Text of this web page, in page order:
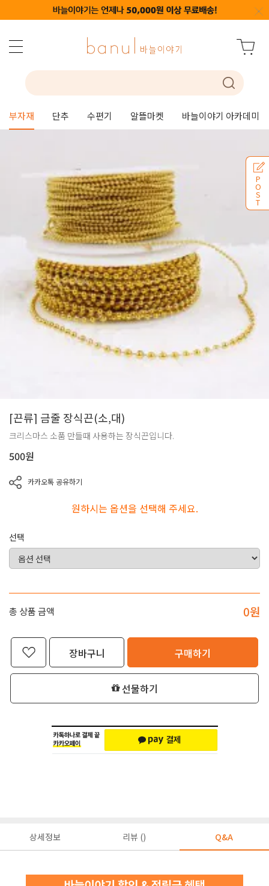
부자재 단추 수편기 알뜰마켓 바늘이야기 아카데미
P
O
S
T
[끈류] 금줄 장식끈(소,대)
크리스마스 소품 만들때 사용하는 장식끈입니다.
500원
카카오톡 공유하기
원하시는 옵션을 선택해 주세요.
선택
총 상품 금액 0원
장바구니 구매하기
선물하기
상세정보 리뷰 () Q&A